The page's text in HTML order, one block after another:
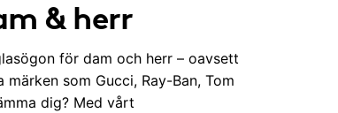
& herr
för dam och herr – oavsett
som Gucci, Ray-Ban, Tom
dig? Med vårt